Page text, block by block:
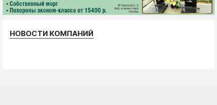
НОВОСТИ КОМПАНИЙ